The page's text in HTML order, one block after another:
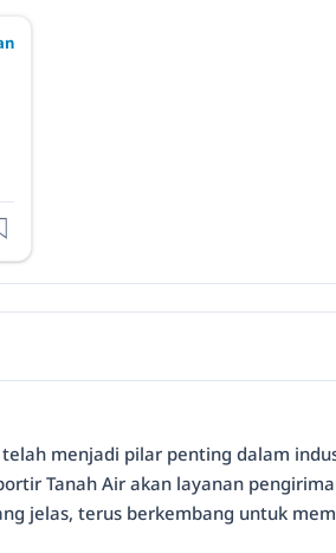
menjadi pilar penting dalam
Tanah Air akan layanan
jelas, terus berkembang untuk